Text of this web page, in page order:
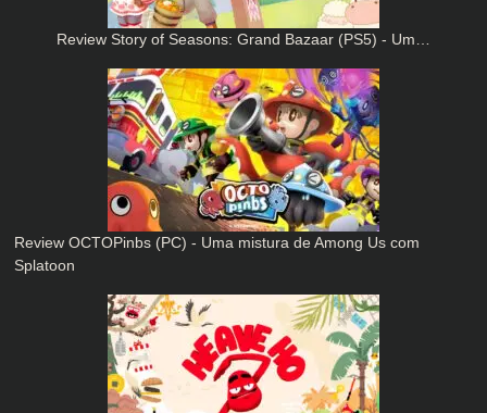
Review Story of Seasons: Grand Bazaar (PS5) - Um…
Review OCTOPinbs (PC) - Uma mistura de Among Us com
Splatoon